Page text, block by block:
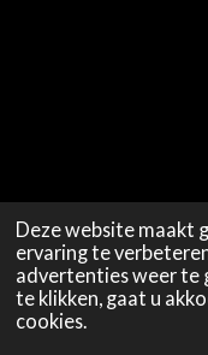
Deze website maakt
ervaring te
advertenties weer te
te klikken, gaat u
cookies.